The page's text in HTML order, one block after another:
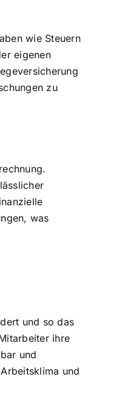
wie Steuern
eigenen
zu
was
und so das
ihre
und
und